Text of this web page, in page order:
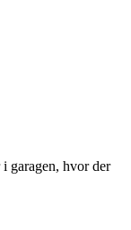
garagen, hvor der